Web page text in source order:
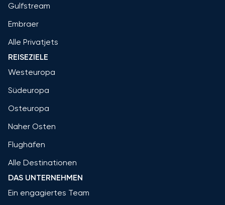
Gulfstream
Embraer
Alle Privatjets
REISEZIELE
Westeuropa
Südeuropa
Osteuropa
Naher Osten
Flughäfen
Alle Destinationen
DAS UNTERNEHMEN
Ein engagiertes Team